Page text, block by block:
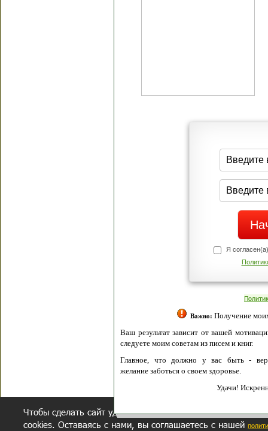
Я
Важно: Получение
Ваш результат зависит от вашей
следуете моим советам из писем и книг.
Главное, что должно у вас быть -
желание заботься о своем здоровье.
Удачи!
Чтобы сделать сайт удобнее, осуществляется обработка
cookies. Оставаясь с нами, вы соглашаетесь с нашей